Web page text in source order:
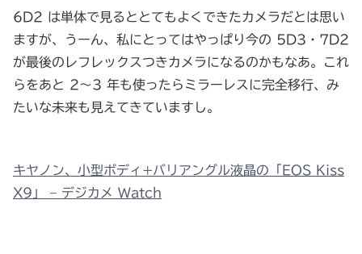
6D2 は単体で見るととてもよくできたカメラだとは思い
ますが、うーん、私にとってはやっぱり今の 5D3・7D2
が最後のレフレックスつきカメラになるのかもなあ。これ
らをあと 2～3 年も使ったらミラーレスに完全移行、み
たいな未来も見えてきていますし。
キヤノン、小型ボディ+バリアングル液晶の「EOS Kiss
X9」 – デジカメ Watch